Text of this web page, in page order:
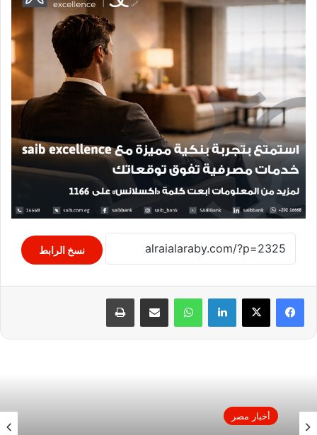
نسخ الرابط
لينكدإن واتساب مشاركة عبر البريد طباعة
أخبار مصر